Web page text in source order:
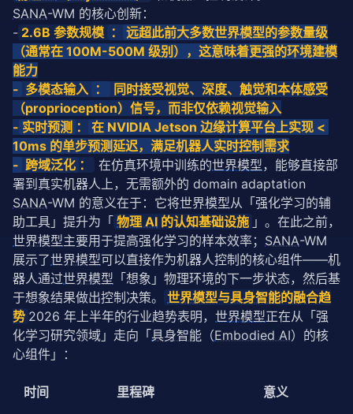
SANA-WM 的核心创新：
- 2.6B 参数规模 ： 远超此前大多数世界模型的参数量级
（通常在 100M-500M 级别），这意味着更强的环境建模
能力
- 多模态输入 ：
同时接受视觉、深度、触觉和本体感受
（proprioception）信号，而非仅依赖视觉输入
- 实时预测 ：
在 NVIDIA Jetson 边缘计算平台上实现 <
10ms 的单步预测延迟，满足机器人实时控制需求
- 跨域泛化 ： 在仿真环境中训练的世界模型，能够直接部
署到真实机器人上，无需额外的 domain adaptation
SANA-WM 的意义在于：它将世界模型从「强化学习的辅
助工具」提升为「 物理 AI 的认知基础设施 」。在此之前，
世界模型主要用于提高强化学习的样本效率； SANA-WM
展示了世界模型可以直接作为机器人控制的核心组件——机
器人通过世界模型 「想象」物理环境的下一步状态，然后基
于想象结果做出控制决策。
世界模型与具身智能的融合趋
势 2026 年上半年的行业趋势表明， 世界模型正在从「强
化学习研究领域」走向「 具身智能 （Embodied AI）的核
心组件」：
时间 里程碑
意义